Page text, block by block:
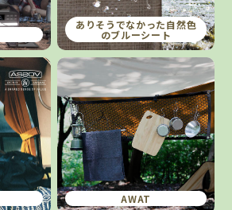
ありそうでなかった自然色
のブルーシート
AWAT